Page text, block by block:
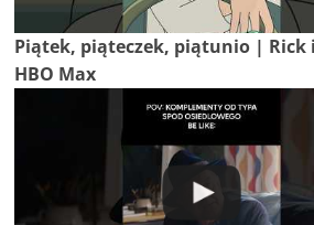
Piątek, piąteczek, piątunio | Rick
HBO Max